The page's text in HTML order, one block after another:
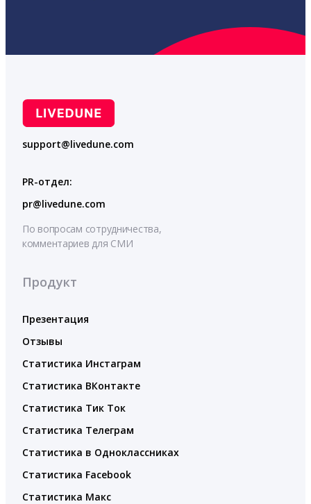
support@livedune.com
PR-отдел:
pr@livedune.com
По вопросам сотрудничества,
комментариев для СМИ
Продукт
Презентация
Отзывы
Статистика Инстаграм
Статистика ВКонтакте
Статистика Тик Ток
Статистика Телеграм
Статистика в Одноклассниках
Статистика Facebook
Статистика Макс